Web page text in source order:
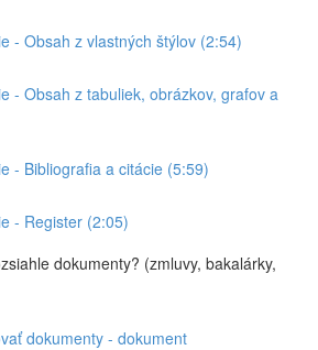
- Obsah z vlastných štýlov (2:54)
- Obsah z tabuliek, obrázkov, grafov a
- Bibliografia a citácie (5:59)
- Register (2:05)
dokumenty? (zmluvy, bakalárky,
dokumenty - dokument